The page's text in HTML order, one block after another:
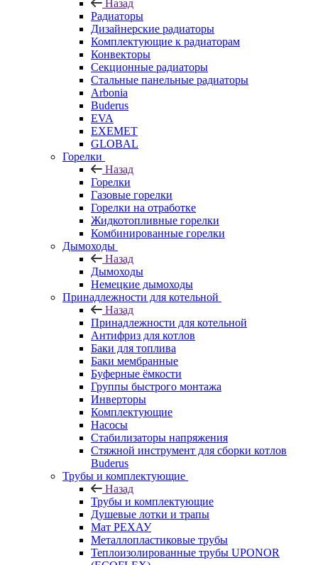
Назад
Радиаторы
Дизайнерские радиаторы
Комплектующие к радиаторам
Конвекторы
Секционные радиаторы
Стальные панельные радиаторы
Arbonia
Buderus
EVA
EXEMET
GLOBAL
Горелки
Назад
Горелки
Газовые горелки
Горелки на отработке
Жидкотопливные горелки
Комбинированные горелки
Дымоходы
Назад
Дымоходы
Немецкие дымоходы
Принадлежности для котельной
Назад
Принадлежности для котельной
Антифриз для котлов
Баки для топлива
Баки мембранные
Буферные ёмкости
Группы быстрого монтажа
Инверторы
Комплектующие
Насосы
Стабилизаторы напряжения
Стяжной инструмент для сборки котлов
Buderus
Трубы и комплектующие
Назад
Трубы и комплектующие
Душевые лотки и трапы
Мат РЕХАУ
Металлопластиковые трубы
Теплоизолированные трубы UPONOR